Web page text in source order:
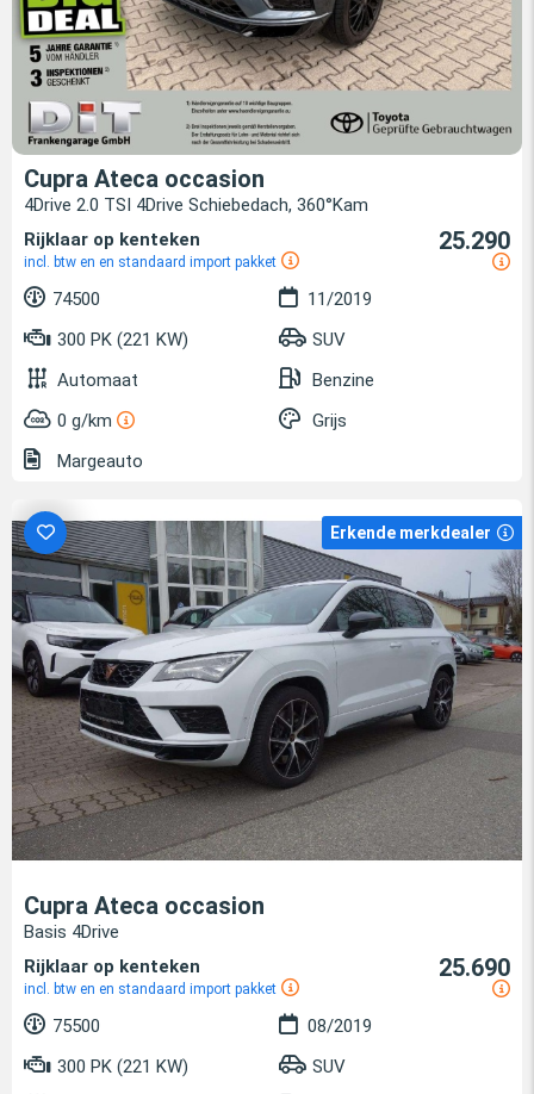
Cupra Ateca occasion
4Drive 2.0 TSI 4Drive Schiebedach, 360°Kam
Rijklaar op kenteken
incl. btw en en standaard import pakket
25.290
74500
11/2019
300 PK (221 KW)
SUV
Automaat
Benzine
0 g/km
Grijs
Margeauto
Erkende merkdealer
Cupra Ateca occasion
Basis 4Drive
Rijklaar op kenteken
incl. btw en en standaard import pakket
25.690
75500
08/2019
300 PK (221 KW)
SUV